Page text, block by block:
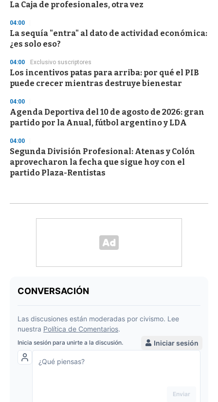
La Caja de profesionales, otra vez
04:00
La sequía "entra" al dato de actividad económica:
¿es solo eso?
04:00 Exclusivo suscriptores
Los incentivos patas para arriba: por qué el PIB
puede crecer mientras destruye bienestar
04:00
Agenda Deportiva del 10 de agosto de 2026: gran
partido por la Anual, fútbol argentino y LDA
04:00
Segunda División Profesional: Atenas y Colón
aprovecharon la fecha que sigue hoy con el
partido Plaza-Rentistas